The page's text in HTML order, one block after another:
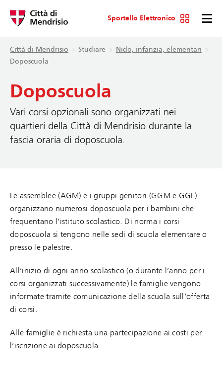
Sportello Elettronico
Città di Mendrisio Studiare
Nido, infanzia, elementari
Doposcuola
Doposcuola
Vari corsi opzionali sono organizzati nei
quartieri della Città di Mendrisio durante la
fascia oraria di doposcuola.
Le assemblee (AGM) e i gruppi genitori (GGM e GGL)
organizzano numerosi doposcuola per i bambini che
frequentano l’istituto scolastico. Di norma i corsi
doposcuola si tengono nelle sedi di scuola elementare o
presso le palestre.
All’inizio di ogni anno scolastico (o durante l’anno per i
corsi organizzati successivamente) le famiglie vengono
informate tramite comunicazione della scuola sull’offerta
di corsi.
Alle famiglie è richiesta una partecipazione ai costi per
l’iscrizione ai doposcuola.